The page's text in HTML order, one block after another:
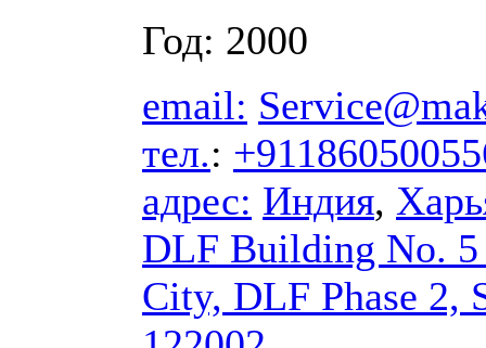
Год: 2000
email:
тел.:
адрес: Индия,
DLF Building No.
City, DLF Phase 2,